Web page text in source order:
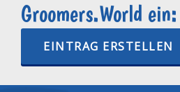
Groomers.World ein:
EINTRAG ERSTELLEN